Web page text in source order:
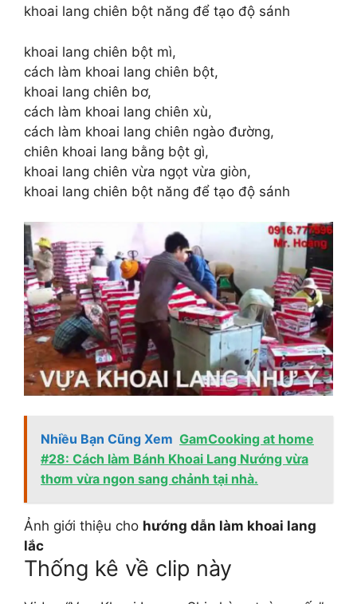
khoai lang chiên bột năng để tạo độ sánh
khoai lang chiên bột mì,
cách làm khoai lang chiên bột,
khoai lang chiên bơ,
cách làm khoai lang chiên xù,
cách làm khoai lang chiên ngào đường,
chiên khoai lang bằng bột gì,
khoai lang chiên vừa ngọt vừa giòn,
khoai lang chiên bột năng để tạo độ sánh
Nhiều Bạn Cũng Xem GamCooking at home
#28: Cách làm Bánh Khoai Lang Nướng vừa
thơm vừa ngon sang chảnh tại nhà.
Ảnh giới thiệu cho hướng dẫn làm khoai lang
lắc
Thống kê về clip này